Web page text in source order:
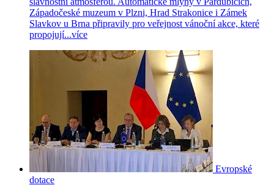
Západočeské muzeum v Plzni, Hrad Strakonice i Zámek
Slavkov u Brna připravily pro veřejnost vánoční akce, které
propojují...více
Evropské
dotace